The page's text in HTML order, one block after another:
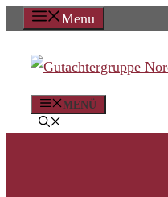
Zum
springen
Menu
MENÜ